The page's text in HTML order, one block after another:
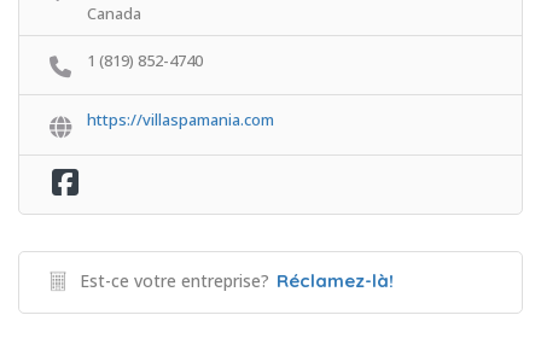
Canada
1 (819) 852-4740
https://villaspamania.com
Est-ce votre entreprise? Réclamez-là!